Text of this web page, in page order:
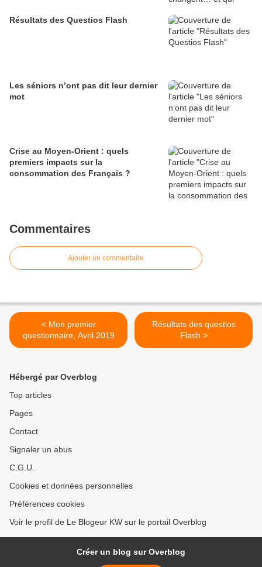
Résultats des Questios Flash
Les séniors n’ont pas dit leur dernier
mot
Crise au Moyen-Orient : quels
premiers impacts sur la
consommation des Français ?
Commentaires
Ajouter un commentaire
< Mon premier
questionnaire, Avril 2019
Résultats des questios
Flash >
Hébergé par Overblog
Top articles
Pages
Contact
Signaler un abus
C.G.U.
Cookies et données personnelles
Préférences cookies
Voir le profil de Le Blogeur KW sur le portail Overblog
Créer un blog sur Overblog